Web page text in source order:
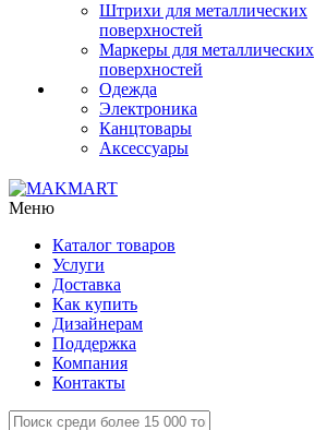
Штрихи для металлических
поверхностей
Маркеры для металлических
поверхностей
Одежда
Электроника
Канцтовары
Аксессуары
Меню
Каталог товаров
Услуги
Доставка
Как купить
Дизайнерам
Поддержка
Компания
Контакты